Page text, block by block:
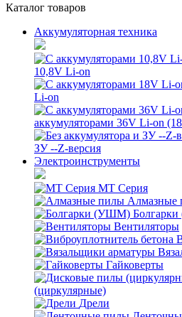
Каталог товаров
Аккумуляторная техника
10,8V Li-on
Li-on
аккумуляторами 36V Li-on
ЗУ --Z-версия
Электроинструменты
MT Серия
Алмазные
Вентиляторы
Гайковерты
(циркулярные)
Дрели